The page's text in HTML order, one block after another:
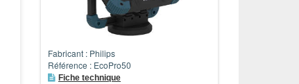
Fabricant : Philips
Référence : EcoPro50
Fiche technique